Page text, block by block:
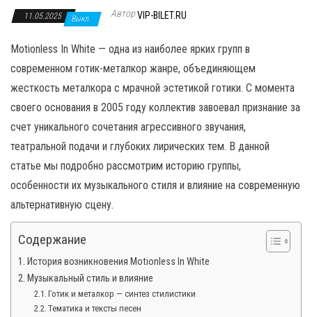
а
в
ц
ю
11.05.2025 Выкл. АвторVIP-BILET.RU
Motionless In White — одна из наиболее ярких групп в
современном готик-металкор жанре, объединяющем
жесткость металкора с мрачной эстетикой готики. С момента
своего основания в 2005 году коллектив завоевал признание за
счет уникального сочетания агрессивного звучания,
театральной подачи и глубоких лирических тем. В данной
статье мы подробно рассмотрим историю группы,
особенности их музыкального стиля и влияние на современную
альтернативную сцену.
Содержание
История возникновения Motionless In White
Музыкальный стиль и влияние
Готик и металкор — синтез стилистики
Тематика и тексты песен